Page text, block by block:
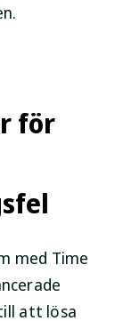
för
med Time
att lösa